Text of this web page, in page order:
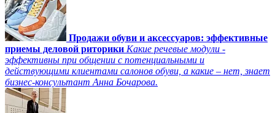
Продажи обуви и аксессуаров: эффективные
приемы деловой риторики Какие речевые модули -
эффективны при общении с потенциальными и
действующими клиентами салонов обуви, а какие – нет, знает
бизнес-консультант Анна Бочарова.